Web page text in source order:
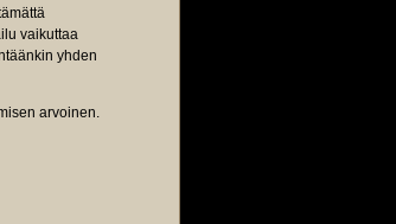
vaikuttaa
yhden
arvoinen.